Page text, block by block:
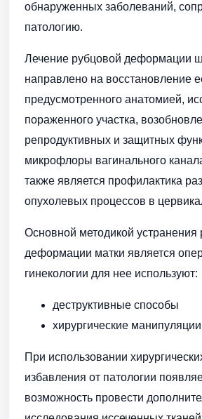
обнаруженных заболеваний,
патологию.
Лечение рубцовой деформации
направлено на восстановление
предусмотренного анатомией,
пораженного участка,
репродуктивных и защитных
микрофлоры вагинального
также является профилактика
опухолевых процессов в
Основной методикой устранения
деформации матки является
гинекологии для нее используют:
деструктивные способы
хирургические
При использовании
избавления от патологии
возможность провести